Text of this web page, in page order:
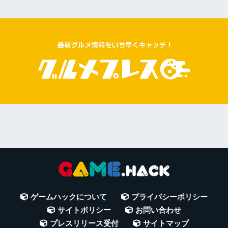
ゲームハックについて
プライバシーポリシー
サイトポリシー
お問い合わせ
プレスリリース受付
サイトマップ